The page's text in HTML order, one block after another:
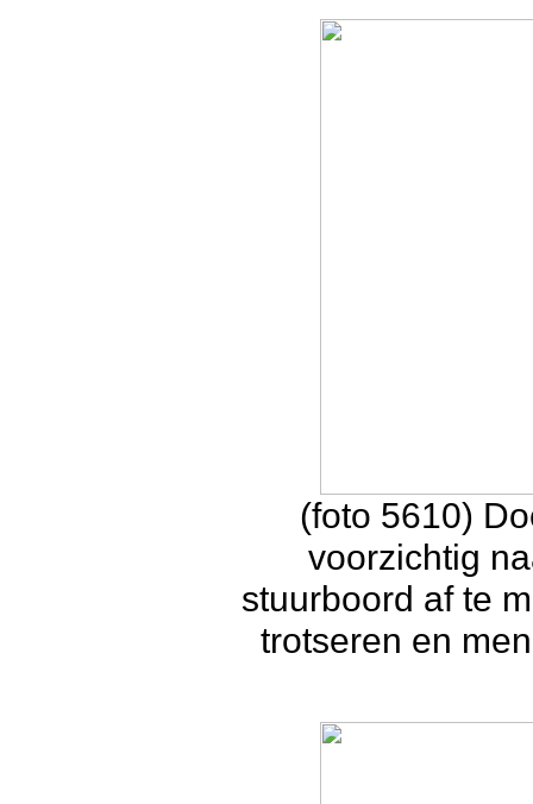
(foto 5610)
voorzichtig
stuurboord af te
trotseren en